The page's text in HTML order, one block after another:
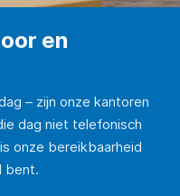
en
– zijn onze kantoren
dag niet telefonisch
onze bereikbaarheid
bent.